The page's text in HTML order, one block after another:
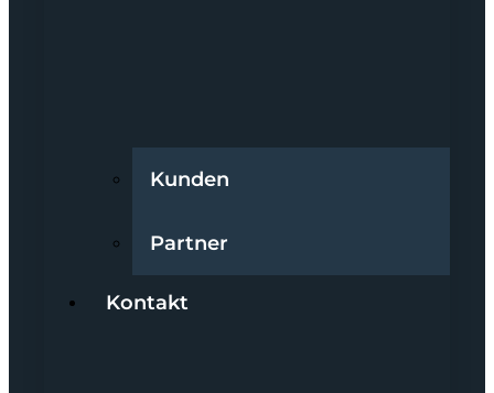
Kunden
Partner
Kontakt